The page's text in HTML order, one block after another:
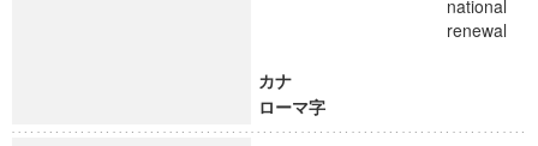
national
renewal
カナ
ローマ字